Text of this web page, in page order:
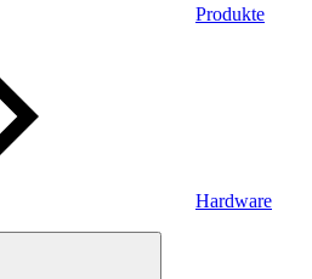
Produkte
Hardware